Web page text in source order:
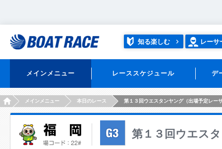
知る楽しむ レーサ
メインメニュー レーススケジュール デ
HOMEメインメニュー 本日のレース 第１３回ウエスタンヤング（出場予定レー
第１３回ウエス